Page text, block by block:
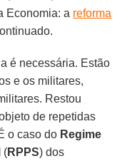
Economia: a reforma
é necessária. Estão
e os militares,
Restou
de repetidas
o caso do Regime
(RPPS) dos